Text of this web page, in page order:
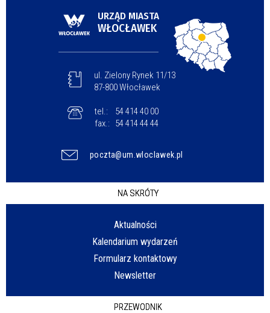
URZĄD MIASTA
WŁOCŁAWEK
ul. Zielony Rynek 11/13
87-800 Włocławek
tel.:
54 414 40 00
fax.:
54 414 44 44
poczta@um.wloclawek.pl
NA SKRÓTY
Aktualności
Kalendarium wydarzeń
Formularz kontaktowy
Newsletter
PRZEWODNIK